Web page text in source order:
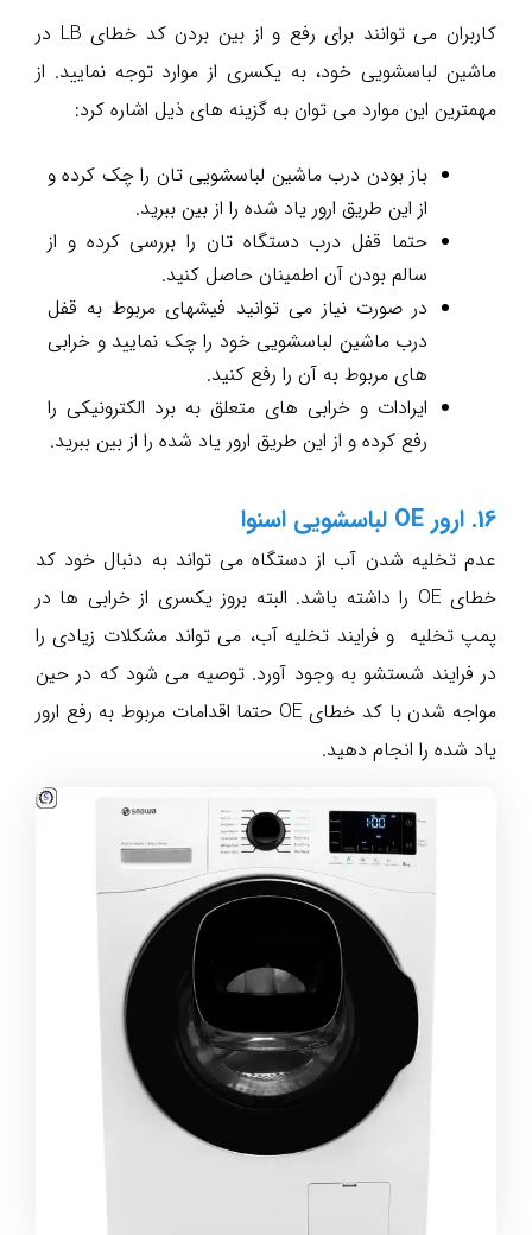
کاربران می توانند برای رفع و از بین بردن کد خطای LB در
ماشین لباسشویی خود، به یکسری از موارد توجه نمایید. از
مهمترین این موارد می توان به گزینه های ذیل اشاره کرد:
باز بودن درب ماشین لباسشویی تان را چک کرده و
از این طریق ارور یاد شده را از بین ببرید.
حتما قفل درب دستگاه تان را بررسی کرده و از
سالم بودن آن اطمینان حاصل کنید.
در صورت نیاز می توانید فیشهای مربوط به قفل
درب ماشین لباسشویی خود را چک نمایید و خرابی
های مربوط به آن را رفع کنید.
ایرادات و خرابی های متعلق به برد الکترونیکی را
رفع کرده و از این طریق ارور یاد شده را از بین ببرید.
16. ارور OE لباسشویی اسنوا
عدم تخلیه شدن آب از دستگاه می تواند به دنبال خود کد
خطای OE را داشته باشد. البته بروز یکسری از خرابی ها در
پمپ تخلیه و فرایند تخلیه آب، می تواند مشکلات زیادی را
در فرایند شستشو به وجود آورد. توصیه می شود که در حین
مواجه شدن با کد خطای OE حتما اقدامات مربوط به رفع ارور
یاد شده را انجام دهید.